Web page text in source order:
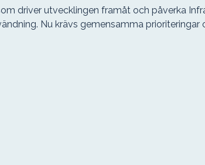
driver utvecklingen framåt och påverka
Nu krävs gemensamma